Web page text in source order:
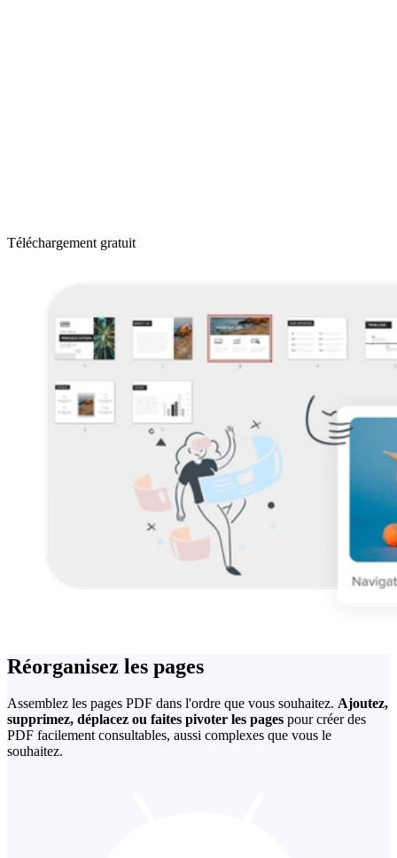
Téléchargement gratuit
Réorganisez les pages
Assemblez les pages PDF dans l'ordre que vous souhaitez. Ajoutez,
supprimez, déplacez ou faites pivoter les pages pour créer des
PDF facilement consultables, aussi complexes que vous le
souhaitez.